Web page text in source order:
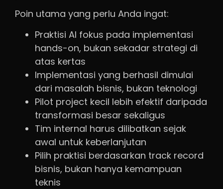
Poin utama yang perlu Anda ingat:
Praktisi AI fokus pada implementasi
hands-on, bukan sekadar strategi di
atas kertas
Implementasi yang berhasil dimulai
dari masalah bisnis, bukan teknologi
Pilot project kecil lebih efektif daripada
transformasi besar sekaligus
Tim internal harus dilibatkan sejak
awal untuk keberlanjutan
Pilih praktisi berdasarkan track record
bisnis, bukan hanya kemampuan
teknis